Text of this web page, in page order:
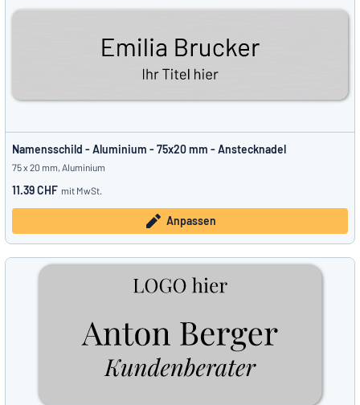
Namensschild - Aluminium - 75x20 mm - Anstecknadel
75 x 20 mm, Aluminium
11.39 CHF mit MwSt.
Anpassen